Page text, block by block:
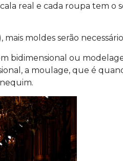
real e cada roupa tem o
moldes serão
bidimensional ou
a moulage, que é